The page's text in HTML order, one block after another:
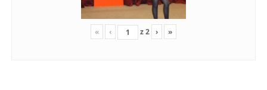
« ‹ z2 › »